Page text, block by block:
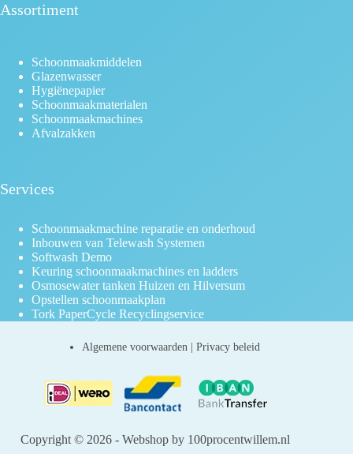
Assortiment
Schoonmaakmiddelen
Glazenwasser
Hygiënepapier
Schoonmaakmaterialen
Schoonmaakmachines
Afvalzakken
Services
Schoonmaakmachine reparatie en onderhoud
Inbouwen van Telewash Systemen
Softwash Demo
Keuring schoonmaakmachines en ladders
Osmosewater tanken Huizen en Hilversum
Opstellen schoonmaakplan
Tork PaperCycle Recyclingservice
Algemene voorwaarden |Privacy beleid
Copyright © 2026 - Webshop by 100procentwillem.nl